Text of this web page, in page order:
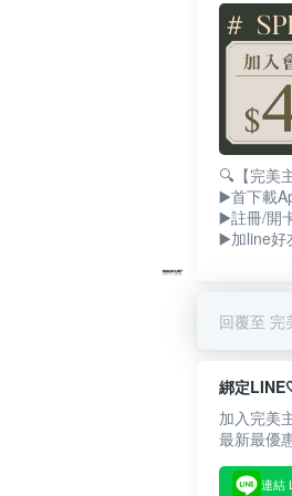
🔍【完美
▶️首下載
▶️註冊/開
▶️加line好
回覆至 完
綁定
加入完美
最新最優
連結